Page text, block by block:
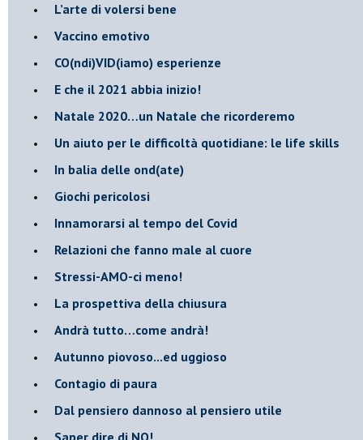
L’arte di volersi bene
​Vaccino emotivo
CO(ndi)VID(iamo) esperienze
​E che il 2021 abbia inizio!
​Natale 2020…un Natale che ricorderemo
Un aiuto per le difficoltà quotidiane: le life skills
​In balia delle ond(ate)
Giochi pericolosi
Innamorarsi al tempo del Covid
​Relazioni che fanno male al cuore
​Stressi-AMO-ci meno!
​La prospettiva della chiusura
​Andrà tutto…come andrà!
Autunno piovoso...ed uggioso
​Contagio di paura
​Dal pensiero dannoso al pensiero utile
​Saper dire di NO!